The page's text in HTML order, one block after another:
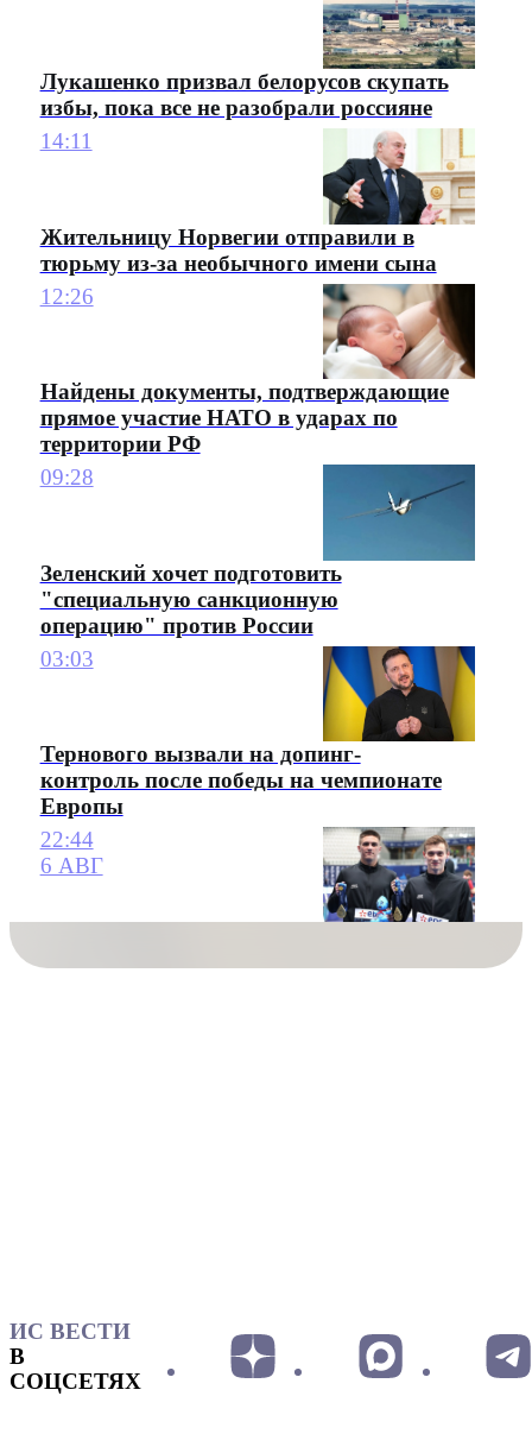
Лукашенко призвал белорусов скупать
избы, пока все не разобрали россияне
14:11
Жительницу Норвегии отправили в
тюрьму из-за необычного имени сына
12:26
Найдены документы, подтверждающие
прямое участие НАТО в ударах по
территории РФ
09:28
Зеленский хочет подготовить
"специальную санкционную
операцию" против России
03:03
Тернового вызвали на допинг-
контроль после победы на чемпионате
Европы
22:44
6 АВГ
ИС ВЕСТИ
В
СОЦСЕТЯХ